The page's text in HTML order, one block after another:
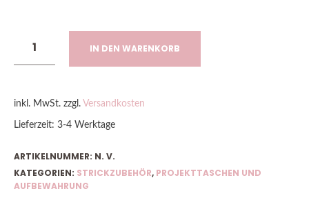
IN DEN WARENKORB
inkl. MwSt. zzgl. Versandkosten
Lieferzeit: 3-4 Werktage
ARTIKELNUMMER: N. V.
KATEGORIEN: STRICKZUBEHÖR, PROJEKTTASCHEN UND
AUFBEWAHRUNG